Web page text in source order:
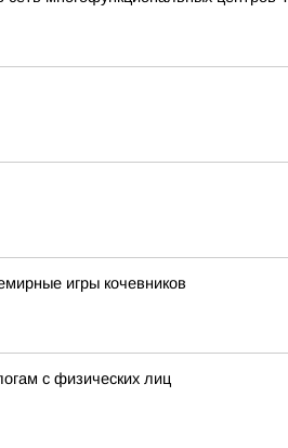
игры кочевников
с физических лиц